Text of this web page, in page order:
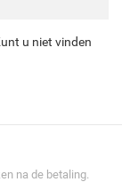
u niet vinden
na de betaling.